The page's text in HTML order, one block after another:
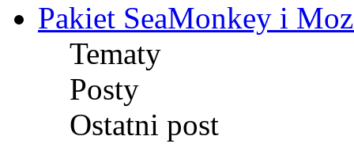
Pakiet SeaMonkey i
Tematy
Posty
Ostatni post